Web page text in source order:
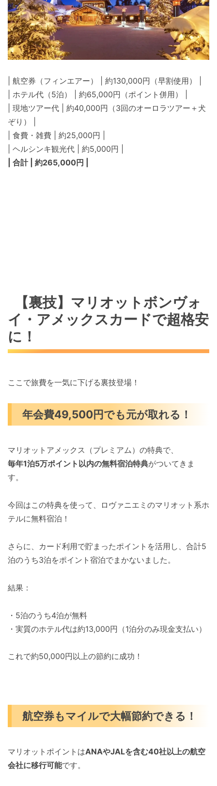
| 航空券（フィンエアー） | 約130,000円（早割使用） |
| ホテル代（5泊） | 約65,000円（ポイント併用） |
| 現地ツアー代 | 約40,000円（3回のオーロラツアー＋犬
ぞり） |
| 食費・雑費 | 約25,000円 |
| ヘルシンキ観光代 | 約5,000円 |
| 合計 | 約265,000円 |
【裏技】マリオットボンヴォ
イ・アメックスカードで超格安
に！
ここで旅費を一気に下げる裏技登場！
年会費49,500円でも元が取れる！
マリオットアメックス（プレミアム）の特典で、
毎年1泊5万ポイント以内の無料宿泊特典がついてきま
す。
今回はこの特典を使って、ロヴァニエミのマリオット系ホ
テルに無料宿泊！
さらに、カード利用で貯まったポイントを活用し、合計5
泊のうち3泊をポイント宿泊でまかないました。
結果：
・5泊のうち4泊が無料
・実質のホテル代は約13,000円（1泊分のみ現金支払い）
これで約50,000円以上の節約に成功！
航空券もマイルで大幅節約できる！
マリオットポイントはANAやJALを含む40社以上の航空
会社に移行可能です。